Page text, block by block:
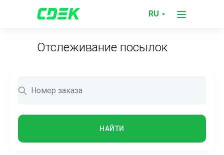
RU
Отслеживание посылок
НАЙТИ